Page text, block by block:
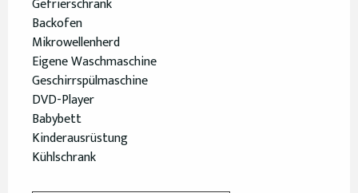
Gefrierschrank
Backofen
Mikrowellenherd
Eigene Waschmaschine
Geschirrspülmaschine
DVD-Player
Babybett
Kinderausrüstung
Kühlschrank